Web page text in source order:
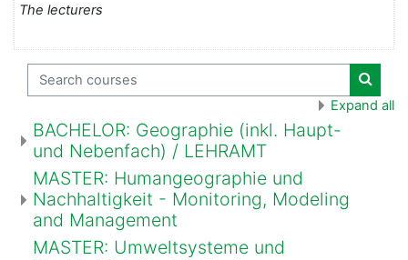
The lecturers
Search courses
Expand all
BACHELOR: Geographie (inkl. Haupt-
und Nebenfach) / LEHRAMT
MASTER: Humangeographie und
Nachhaltigkeit - Monitoring, Modeling
and Management
MASTER: Umweltsysteme und